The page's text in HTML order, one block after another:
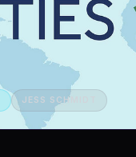
JESS SCHMIDT